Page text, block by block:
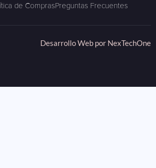
de ComprasPreguntas Frecuentes
Desarrollo Web por NexTechOne